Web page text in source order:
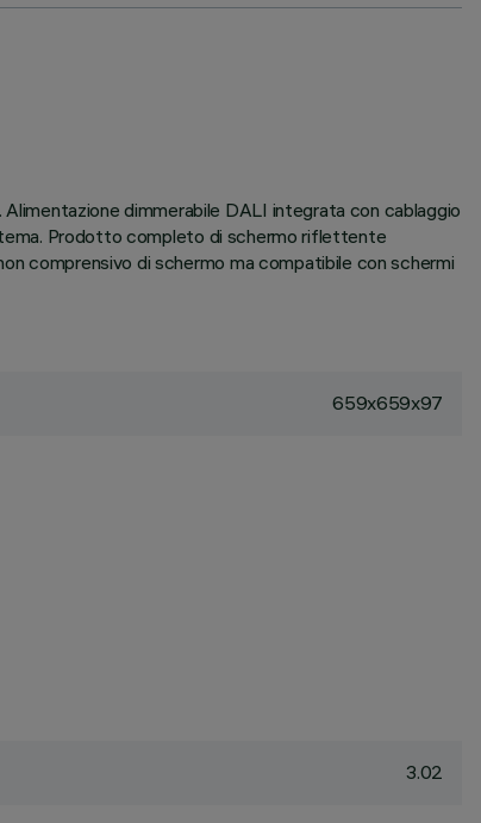
dimmerabile DALI integrata con cablaggio
Prodotto completo di schermo riflettente
comprensivo di schermo ma compatibile con schermi
659x659x97
3.02